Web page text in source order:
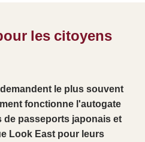
les citoyens
le plus souvent
fonctionne l'autogate
de passeports japonais et
Look East pour leurs